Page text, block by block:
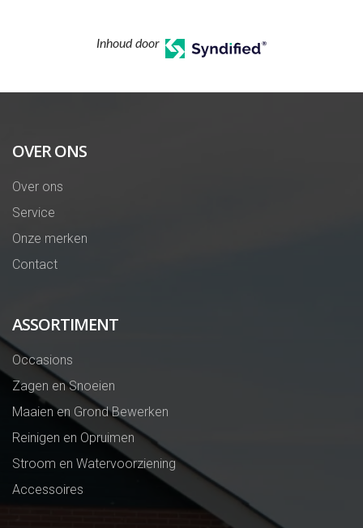
Inhoud door
OVER ONS
Over ons
Service
Onze merken
Contact
ASSORTIMENT
Occasions
Zagen en Snoeien
Maaien en Grond Bewerken
Reinigen en Opruimen
Stroom en Watervoorziening
Accessoires